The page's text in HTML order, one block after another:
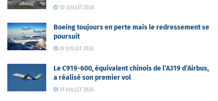
30 JUILLET 2026
Boeing toujours en perte mais le redressement se
poursuit
29 JUILLET 2026
Le C919-600, équivalent chinois de l’A319 d’Airbus,
a réalisé son premier vol
29 JUILLET 2026